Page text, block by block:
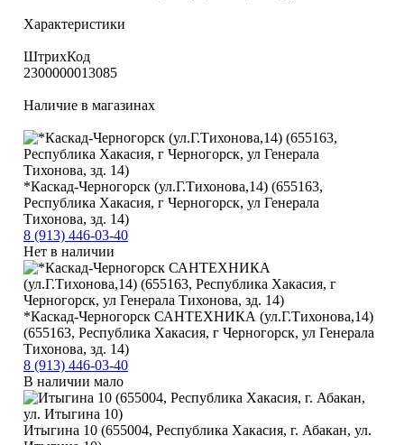
Характеристики
ШтрихКод
2300000013085
Наличие в магазинах
*Каскад-Черногорск (ул.Г.Тихонова,14) (655163,
Республика Хакасия, г Черногорск, ул Генерала
Тихонова, зд. 14)
8 (913) 446-03-40
Нет в наличии
*Каскад-Черногорск САНТЕХНИКА (ул.Г.Тихонова,14)
(655163, Республика Хакасия, г Черногорск, ул Генерала
Тихонова, зд. 14)
8 (913) 446-03-40
В наличии мало
Итыгина 10 (655004, Республика Хакасия, г. Абакан, ул.